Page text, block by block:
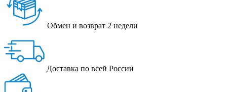
Обмен и возврат 2 недели
Доставка по всей России